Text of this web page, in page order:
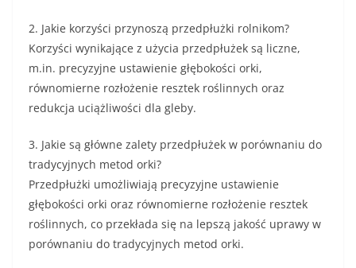
2. Jakie korzyści przynoszą przedpłużki rolnikom?
Korzyści wynikające z użycia przedpłużek są liczne,
m.in. precyzyjne ustawienie głębokości orki,
równomierne rozłożenie resztek roślinnych oraz
redukcja uciążliwości dla gleby.
3. Jakie są główne zalety przedpłużek w porównaniu do
tradycyjnych metod orki?
Przedpłużki umożliwiają precyzyjne ustawienie
głębokości orki oraz równomierne rozłożenie resztek
roślinnych, co przekłada się na lepszą jakość uprawy w
porównaniu do tradycyjnych metod orki.